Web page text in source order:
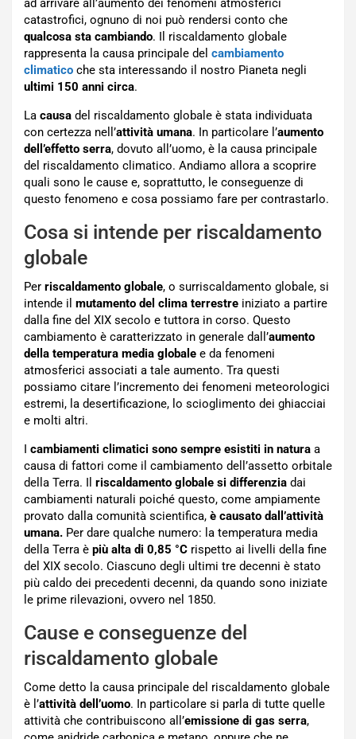
ad arrivare all’aumento dei fenomeni atmosferici
catastrofici, ognuno di noi può rendersi conto che
qualcosa sta cambiando. Il riscaldamento globale
rappresenta la causa principale del cambiamento
climatico che sta interessando il nostro Pianeta negli
ultimi 150 anni circa.
La causa del riscaldamento globale è stata individuata
con certezza nell’attività umana. In particolare l’aumento
dell’effetto serra, dovuto all’uomo, è la causa principale
del riscaldamento climatico. Andiamo allora a scoprire
quali sono le cause e, soprattutto, le conseguenze di
questo fenomeno e cosa possiamo fare per contrastarlo.
Cosa si intende per riscaldamento
globale
Per riscaldamento globale, o surriscaldamento globale, si
intende il mutamento del clima terrestre iniziato a partire
dalla fine del XIX secolo e tuttora in corso. Questo
cambiamento è caratterizzato in generale dall’aumento
della temperatura media globale e da fenomeni
atmosferici associati a tale aumento. Tra questi
possiamo citare l’incremento dei fenomeni meteorologici
estremi, la desertificazione, lo scioglimento dei ghiacciai
e molti altri.
I cambiamenti climatici sono sempre esistiti in natura a
causa di fattori come il cambiamento dell’assetto orbitale
della Terra. Il riscaldamento globale si differenzia dai
cambiamenti naturali poiché questo, come ampiamente
provato dalla comunità scientifica, è causato dall’attività
umana. Per dare qualche numero: la temperatura media
della Terra è più alta di 0,85 °C rispetto ai livelli della fine
del XIX secolo. Ciascuno degli ultimi tre decenni è stato
più caldo dei precedenti decenni, da quando sono iniziate
le prime rilevazioni, ovvero nel 1850.
Cause e conseguenze del
riscaldamento globale
Come detto la causa principale del riscaldamento globale
è l’attività dell’uomo. In particolare si parla di tutte quelle
attività che contribuiscono all’emissione di gas serra,